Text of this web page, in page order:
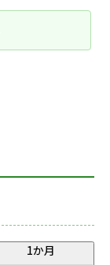
1か月